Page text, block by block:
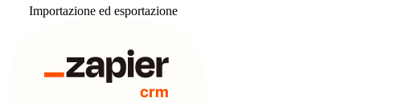
Importazione ed esportazione